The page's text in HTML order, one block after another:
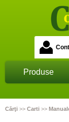
Produse
Cărţi >> Carti >>